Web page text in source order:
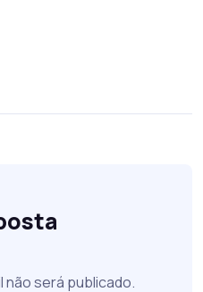
não será publicado.